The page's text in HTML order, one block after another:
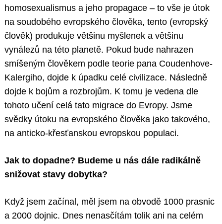
homosexualismus a jeho propagace – to vše je útok
na soudobého evropského člověka, tento (evropský
člověk) produkuje většinu myšlenek a většinu
vynálezů na této planetě. Pokud bude nahrazen
smíšeným člověkem podle teorie pana Coudenhove-
Kalergiho, dojde k úpadku celé civilizace. Následně
dojde k bojům a rozbrojům. K tomu je vedena dle
tohoto učení celá tato migrace do Evropy. Jsme
svědky útoku na evropského člověka jako takového,
na anticko-křesťanskou evropskou populaci.
Jak to dopadne? Budeme u nás dále radikálně
snižovat stavy dobytka?
Když jsem začínal, měl jsem na obvodě 1000 prasnic
a 2000 dojnic. Dnes nenasčítám tolik ani na celém